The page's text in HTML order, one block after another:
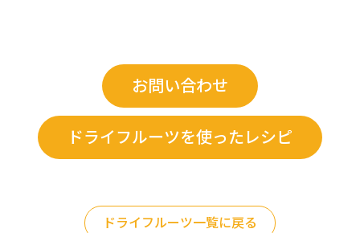
お問い合わせ
ドライフルーツを使ったレシピ
ドライフルーツ一覧に戻る